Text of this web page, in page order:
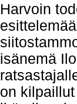
Harvoin
isänemä
on